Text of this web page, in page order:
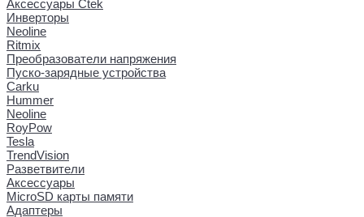
Аксессуары Ctek
Инверторы
Neoline
Ritmix
Преобразователи напряжения
Пуско-зарядные устройства
Carku
Hummer
Neoline
RoyPow
Tesla
TrendVision
Разветвители
Аксессуары
MicroSD карты памяти
Адаптеры